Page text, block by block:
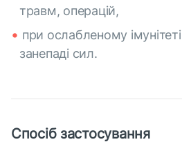
травм, операцій,
при ослабленому імунітеті
занепаді сил.
Спосіб застосування